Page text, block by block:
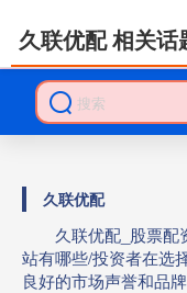
久联优配
久联优配_股票配
站有哪些/投资者在选
良好的市场声誉和品牌
久联优配 相关话